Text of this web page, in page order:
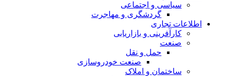
سیاسی و اجتماعی
گردشگری و مهاجرت
اطلاعات تجاری
کارآفرینی و بازاریابی
صنعت
حمل و نقل
صنعت خودروسازی
ساختمان و املاک